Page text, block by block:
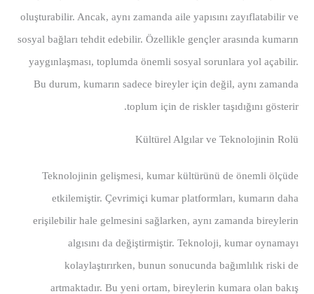
oluşturabilir. Ancak, aynı zamanda aile yapısını zayıflatabilir ve
sosyal bağları tehdit edebilir. Özellikle gençler arasında kumarın
yaygınlaşması, toplumda önemli sosyal sorunlara yol açabilir.
Bu durum, kumarın sadece bireyler için değil, aynı zamanda
toplum için de riskler taşıdığını gösterir.
Kültürel Algılar ve Teknolojinin Rolü
Teknolojinin gelişmesi, kumar kültürünü de önemli ölçüde
etkilemiştir. Çevrimiçi kumar platformları, kumarın daha
erişilebilir hale gelmesini sağlarken, aynı zamanda bireylerin
algısını da değiştirmiştir. Teknoloji, kumar oynamayı
kolaylaştırırken, bunun sonucunda bağımlılık riski de
artmaktadır. Bu yeni ortam, bireylerin kumara olan bakış